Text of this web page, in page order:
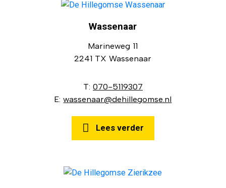
Wassenaar
Marineweg 11
2241 TX Wassenaar
T: 070-5119307
E:wassenaar@dehillegomse.nl
Lees verder